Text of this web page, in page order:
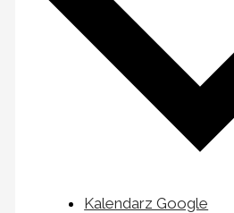
Kalendarz Google